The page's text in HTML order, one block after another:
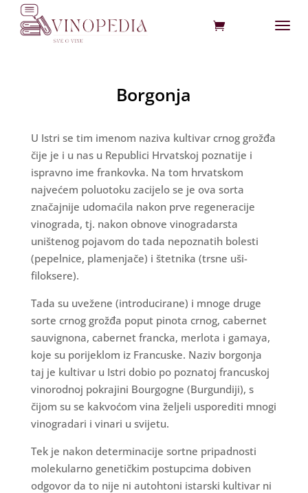
Borgonja
U Istri se tim imenom naziva kultivar crnog grožđa
čije je i u nas u Republici Hrvatskoj poznatije i
ispravno ime frankovka. Na tom hrvatskom
najvećem poluotoku zacijelo se je ova sorta
značajnije udomaćila nakon prve regeneracije
vinograda, tj. nakon obnove vinogradarsta
uništenog pojavom do tada nepoznatih bolesti
(pepelnice, plamenjače) i štetnika (trsne uši-
filoksere).
Tada su uvežene (introducirane) i mnoge druge
sorte crnog grožđa poput pinota crnog, cabernet
sauvignona, cabernet francka, merlota i gamaya,
koje su porijeklom iz Francuske. Naziv borgonja
taj je kultivar u Istri dobio po poznatoj francuskoj
vinorodnoj pokrajini Bourgogne (Burgundiji), s
čijom su se kakvoćom vina željeli usporediti mnogi
vinogradari i vinari u svijetu.
Tek je nakon determinacije sortne pripadnosti
molekularno genetičkim postupcima dobiven
odgovor da to nije ni autohtoni istarski kultivar ni